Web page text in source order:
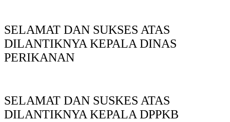
SELAMAT DAN SUKSES ATAS
DILANTIKNYA KEPALA DINAS
PERIKANAN
SELAMAT DAN SUSKES ATAS
DILANTIKNYA KEPALA DPPKB